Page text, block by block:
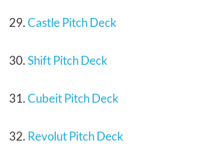
Castle Pitch Deck
Shift Pitch Deck
Cubeit Pitch Deck
Revolut Pitch Deck